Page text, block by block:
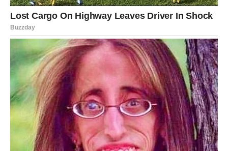
ponovo postati deo sadašnjosti. Stare emocije,
nezavršene priče i ljubavi koje nikada nisu potpuno
ugašene sada dobijaju priliku za novi početak.
Najlepše od svega jeste činjenica da će ovog puta mnoge
stvari biti drugačije. Više zrelosti, više razumevanja i
manje ponosa omogućiće da odnosi koji su nekada bili
prekinuti ponovo procvetaju.